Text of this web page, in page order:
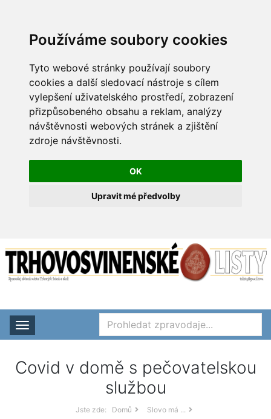
Používáme soubory cookies
Tyto webové stránky používají soubory
cookies a další sledovací nástroje s cílem
vylepšení uživatelského prostředí, zobrazení
přizpůsobeného obsahu a reklam, analýzy
návštěvnosti webových stránek a zjištění
zdroje návštěvnosti.
OK
Upravit mé předvolby
Rozbalit nabídku
Covid v domě s pečovatelskou
službou
Jste zde: Domů
Slovo má ...